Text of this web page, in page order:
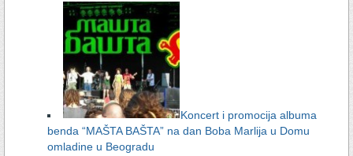
Koncert i promocija albuma
benda “MAŠTA BAŠTA” na dan Boba Marlija u Domu
omladine u Beogradu